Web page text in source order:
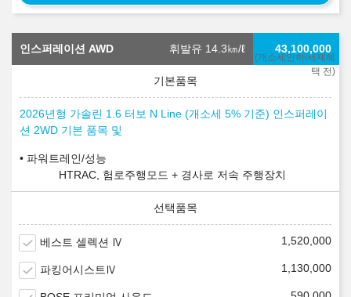
인스퍼레이션 AWD 휘발유 14.3㎞/ℓ
(개소세인하/세제혜
택 전)
43,100,000
2026년형 가솔린 1.6 터보 N Line (개소세 5% 기준) 인스퍼레이
션 2WD 기본 품목 및
파워트레인/성능
HTRAC, 험로주행모드 + 경사로 저속 주행장치
베스트 셀렉션 Ⅳ 1,520,000
파킹어시스트Ⅳ 1,130,000